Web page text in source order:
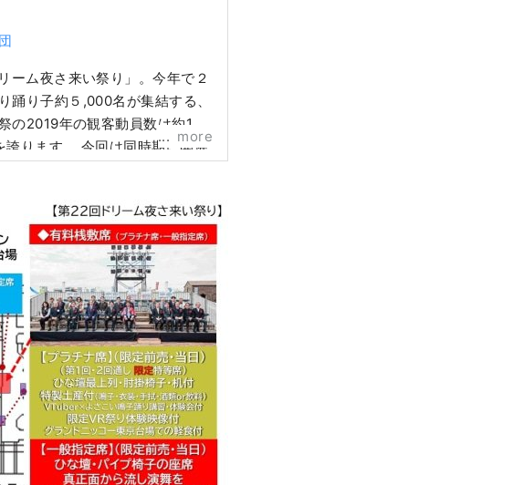
ーム夜さ来い祭り」。今年で２
踊り子約５,000名が集結する、
2019年の観客動員数は約1１
ります。 今回は同時期に開催
社団法人 日本自動車工業会）
高付加価値の桟敷席「プラチナ
として、YouTubeライブ配信、
ースＶＲ360°特等席」を展開
えつつ、チーム・観客・来訪者
保いたします。 さらに、「１
待防止オレンジリボンキャンペ
域の賑わい創出だけでなく、喫
東京の顔に相応しい祭りを目
more